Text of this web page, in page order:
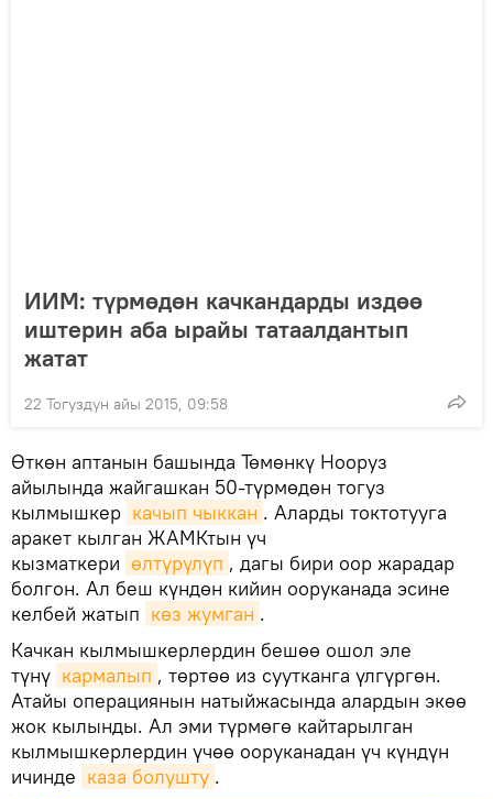
ИИМ: түрмөдөн качкандарды издөө
иштерин аба ырайы татаалдантып
жатат
22 Тогуздун айы 2015, 09:58
Өткөн аптанын башында Төмөнкү Нооруз
айылында жайгашкан 50-түрмөдөн тогуз
кылмышкер качып чыккан . Аларды токтотууга
аракет кылган ЖАМКтын үч
кызматкери өлтүрүлүп , дагы бири оор жарадар
болгон. Ал беш күндөн кийин ооруканада эсине
келбей жатып көз жумган .
Качкан кылмышкерлердин бешөө ошол эле
түнү кармалып , төртөө из суутканга үлгүргөн.
Атайы операциянын натыйжасында алардын экөө
жок кылынды. Ал эми түрмөгө кайтарылган
кылмышкерлердин үчөө ооруканадан үч күндүн
ичинде каза болушту .